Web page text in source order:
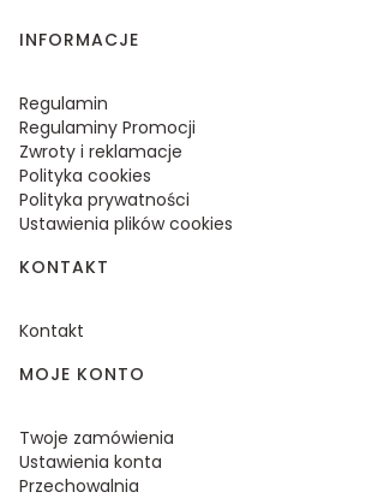
Linki w stopce
INFORMACJE
Regulamin
Regulaminy Promocji
Zwroty i reklamacje
Polityka cookies
Polityka prywatności
Ustawienia plików cookies
KONTAKT
Kontakt
MOJE KONTO
Twoje zamówienia
Ustawienia konta
Przechowalnia